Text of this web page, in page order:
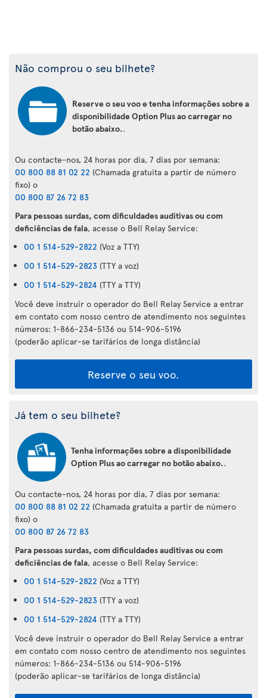
Não comprou o seu bilhete?
Reserve o seu voo e tenha informações sobre a
disponibilidade Option Plus ao carregar no
botão abaixo..
Ou contacte-nos, 24 horas por dia, 7 dias por semana:
00 800 88 81 02 22 (Chamada gratuita a partir de número
fixo) o
00 800 87 26 72 83
Para pessoas surdas, com dificuldades auditivas ou com
deficiências de fala, acesse o Bell Relay Service:
00 1 514-529-2822 (Voz a TTY)
00 1 514-529-2823 (TTY a voz)
00 1 514-529-2824 (TTY a TTY)
Você deve instruir o operador do Bell Relay Service a entrar
em contato com nosso centro de atendimento nos seguintes
números: 1-866-234-5136 ou 514-906-5196
(poderão aplicar-se tarifários de longa distância)
Reserve o seu voo.
Já tem o seu bilhete?
Tenha informações sobre a disponibilidade
Option Plus ao carregar no botão abaixo..
Ou contacte-nos, 24 horas por dia, 7 dias por semana:
00 800 88 81 02 22 (Chamada gratuita a partir de número
fixo) o
00 800 87 26 72 83
Para pessoas surdas, com dificuldades auditivas ou com
deficiências de fala, acesse o Bell Relay Service:
00 1 514-529-2822 (Voz a TTY)
00 1 514-529-2823 (TTY a voz)
00 1 514-529-2824 (TTY a TTY)
Você deve instruir o operador do Bell Relay Service a entrar
em contato com nosso centro de atendimento nos seguintes
números: 1-866-234-5136 ou 514-906-5196
(poderão aplicar-se tarifários de longa distância)